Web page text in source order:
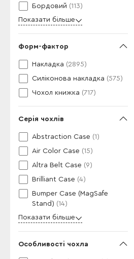
Бордовий (113)
Показати більше
Форм-фактор
Накладка (2895)
Силіконова накладка (575)
Чохол книжка (717)
Серія чохлів
Abstraction Case (1)
Air Color Case (15)
Altra Belt Case (9)
Brilliant Case (4)
Bumper Case (MagSafe
Stand) (14)
Показати більше
Особливості чохла